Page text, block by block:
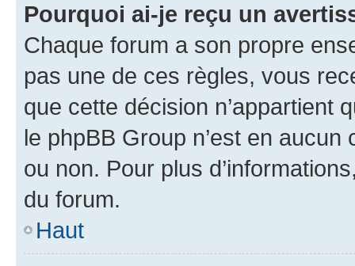
Pourquoi ai-je reçu un
Chaque forum a son propre
pas une de ces règles, vous
que cette décision n’appartient
le phpBB Group n’est en
ou non. Pour plus
du forum.
Haut